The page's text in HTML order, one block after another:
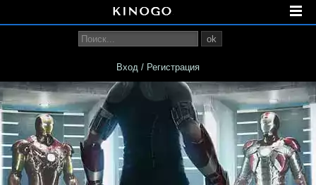
ok
Вход / Регистрация